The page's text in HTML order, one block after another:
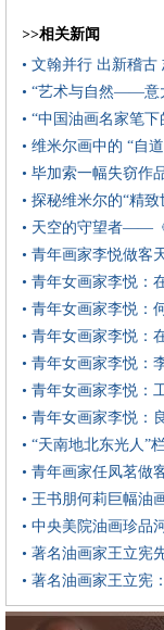
>>相关新闻
• 文翰并行 出新稽
• “艺术与自然——意
• “中国油画名家笔
• 维米尔画中的 “自
• 毕加索一幅失窃作
• 探秘维米尔的“精致
• 天空的守望者——
• 青年画家李悦做客
• 青年女画家李悦：
• 青年女画家李悦：
• 青年女画家李悦：
• 青年女画家李悦：
• 青年女画家李悦：
• 青年女画家李悦：
• “天南地北东光人”
• 青年画家任凤茗做
• 王书朋何莉巨幅油
• 中央美院油画珍品
• 著名油画家王立宪
• 著名油画家王立宪